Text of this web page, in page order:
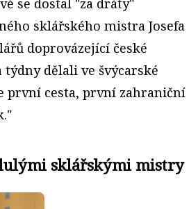
sklářského mistra Josefa
doprovázející české
týdny dělali ve švýcarské
první cesta, první zahraniční
sklářskými mistry